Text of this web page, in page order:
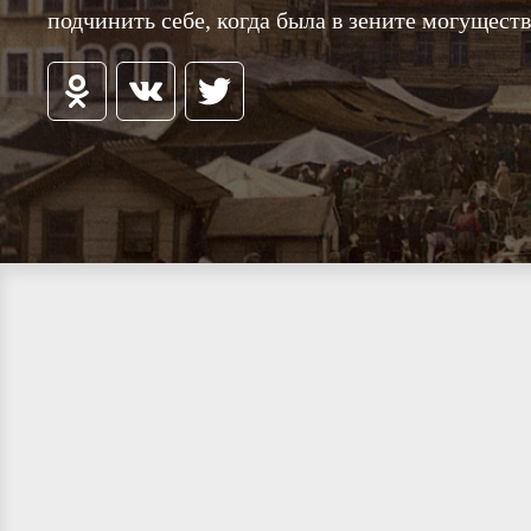
подчинить себе, когда была в зените